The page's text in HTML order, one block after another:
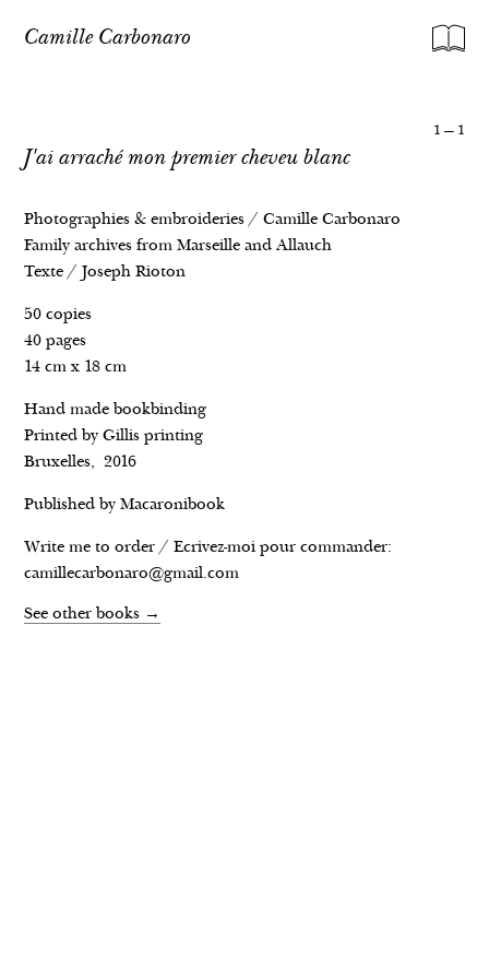
Camille Carbonaro
Memoria del carbone • 2021
Appelez-moi Victoria • 2018 – 2020
Immigrazione, violenza dell’anima • 2017
J’ai arraché mon premier cheveu blanc •
2016
Pomaks peuple oublié • 2014 – 2015
1 — 1
J'ai arraché mon premier cheveu blanc
Photographies & embroideries / Camille Carbonaro
Family archives from Marseille and Allauch
Texte / Joseph Rioton
50 copies
40 pages
14 cm x 18 cm
Hand made bookbinding
Printed by Gillis printing
Bruxelles, 2016
Published by Macaronibook
Write me to order / Ecrivez-moi pour commander:
camillecarbonaro@gmail.com
See other books →